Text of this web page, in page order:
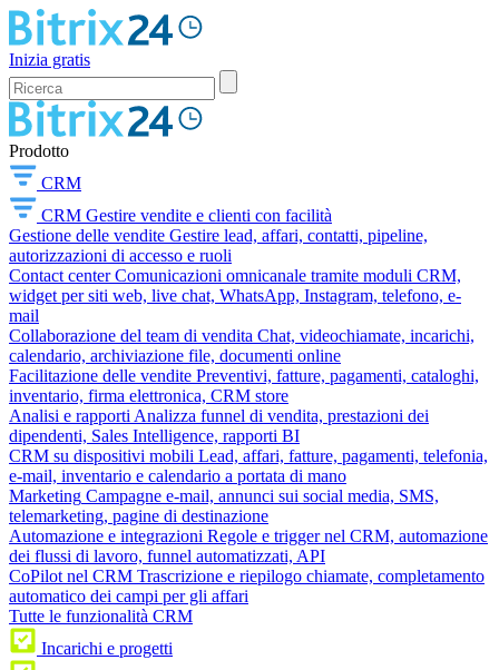
Inizia gratis
Prodotto
CRM
CRM Gestire vendite e clienti con facilità
Gestione delle vendite Gestire lead, affari, contatti, pipeline,
autorizzazioni di accesso e ruoli
Contact center Comunicazioni omnicanale tramite moduli CRM,
widget per siti web, live chat, WhatsApp, Instagram, telefono, e-
mail
Collaborazione del team di vendita Chat, videochiamate, incarichi,
calendario, archiviazione file, documenti online
Facilitazione delle vendite Preventivi, fatture, pagamenti, cataloghi,
inventario, firma elettronica, CRM store
Analisi e rapporti Analizza funnel di vendita, prestazioni dei
dipendenti, Sales Intelligence, rapporti BI
CRM su dispositivi mobili Lead, affari, fatture, pagamenti, telefonia,
e-mail, inventario e calendario a portata di mano
Marketing Campagne e-mail, annunci sui social media, SMS,
telemarketing, pagine di destinazione
Automazione e integrazioni Regole e trigger nel CRM, automazione
dei flussi di lavoro, funnel automatizzati, API
CoPilot nel CRM Trascrizione e riepilogo chiamate, completamento
automatico dei campi per gli affari
Tutte le funzionalità CRM
Incarichi e progetti